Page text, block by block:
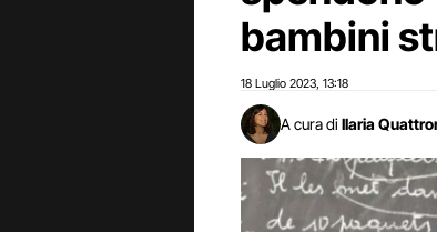
bambini
18 Luglio 2023 13:18
A cura di Ilaria